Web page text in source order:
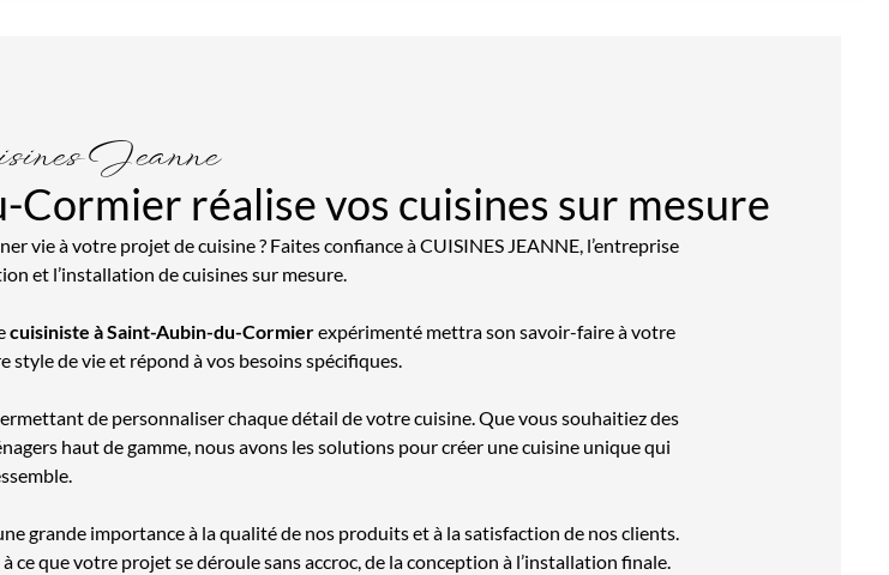
Jeanne
réalise vos cuisines sur mesure
vie à votre projet de cuisine ? Faites confiance à CUISINES JEANNE, l’entreprise
et l’installation de cuisines sur mesure.
cuisiniste à Saint-Aubin-du-Cormierexpérimenté mettra son savoir-faire à votre
de vie et répond à vos besoins spécifiques.
de personnaliser chaque détail de votre cuisine. Que vous souhaitiez des
haut de gamme, nous avons les solutions pour créer une cuisine unique qui
grande importance à la qualité de nos produits et à la satisfaction de nos clients.
que votre projet se déroule sans accroc, de la conception à l’installation finale.